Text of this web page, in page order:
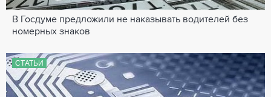
В Госдуме предложили не наказывать водителей без
номерных знаков
СТАТЬИ